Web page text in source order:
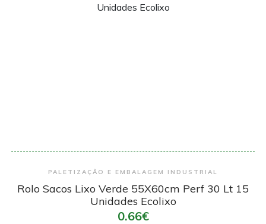
Encomendar
PALETIZAÇÃO E EMBALAGEM INDUSTRIAL
Rolo Sacos Lixo Verde 55X60cm Perf 30 Lt 15
Unidades Ecolixo
0.66€